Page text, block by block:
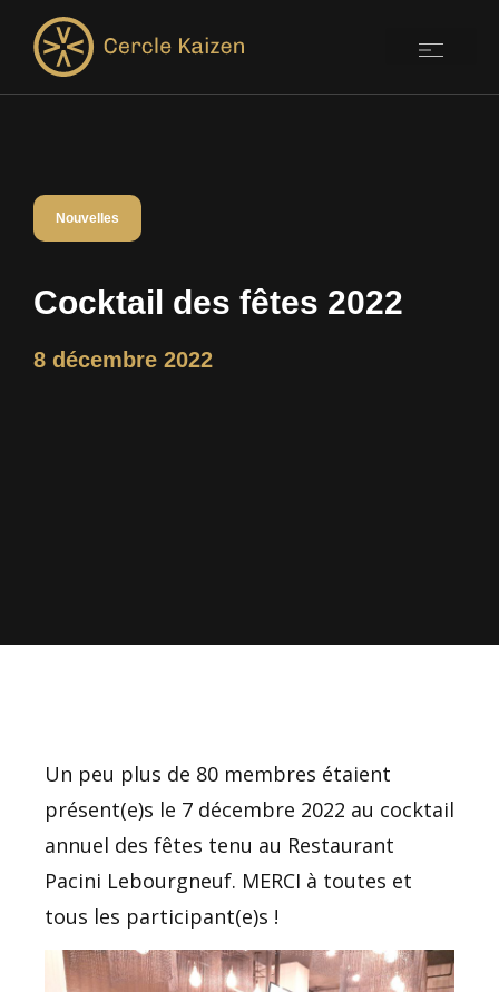
Nouvelles
Cocktail des fêtes 2022
8 décembre 2022
Un peu plus de 80 membres étaient
présent(e)s le 7 décembre 2022 au cocktail
annuel des fêtes tenu au Restaurant
Pacini Lebourgneuf. MERCI à toutes et
tous les participant(e)s !